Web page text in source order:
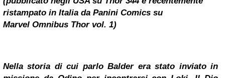
ristampato in Italia da Panini Comics su
Marvel Omnibus Thor vol. 1)
Nella storia di cui parlo Balder era stato inviato in